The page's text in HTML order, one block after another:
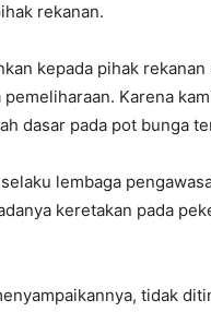
rekanan.
kepada pihak
Karena
dasar pada pot bunga
lembaga
keretakan pada
tidak